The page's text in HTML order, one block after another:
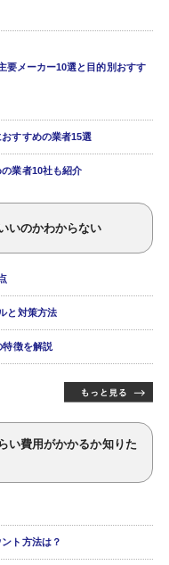
要メーカー10選と目的別おすす
すすめの業者15選
業者10社も紹介
いのかわからない
と対策方法
特徴を解説
い費用がかかるか知りた
ト方法は？